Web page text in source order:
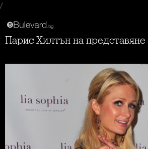
/
Парис Хилтън на